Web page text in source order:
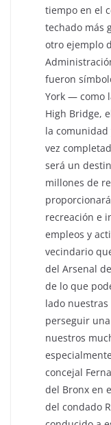
tiempo en el
techado más
otro ejemplo
fueron
York ― como
High Bridge,
la comunidad
vez
será un
millones de
recreación e
empleos y
vecindario
del Arsenal
de lo que
lado
perseguir
nuestros
concejal
del Bronx en
del condado